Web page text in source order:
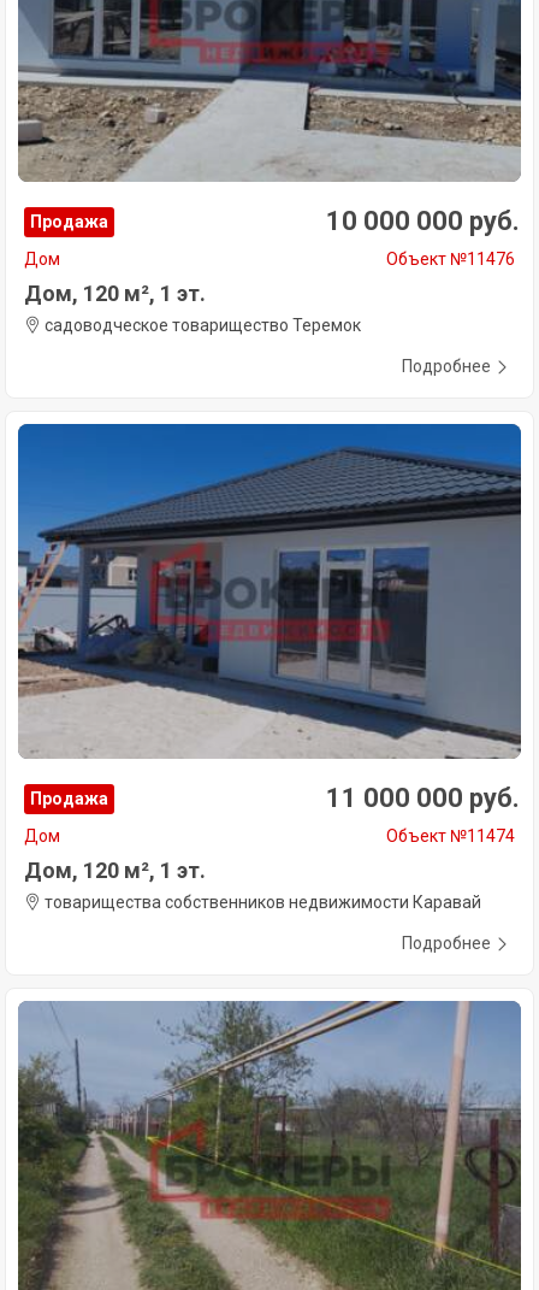
Продажа 10 000 000 руб.
Дом Объект №11476
Дом, 120 м², 1 эт.
садоводческое товарищество Теремок
Подробнее
Продажа 11 000 000 руб.
Дом Объект №11474
Дом, 120 м², 1 эт.
товарищества собственников недвижимости Каравай
Подробнее